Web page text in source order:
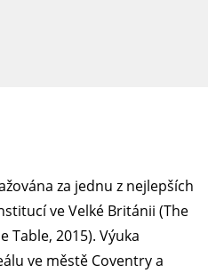
za jednu z nejlepších
ve Velké Británii (The
Table, 2015). Výuka
ve městě Coventry a